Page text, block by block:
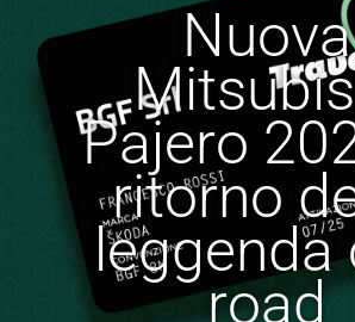
Nuova
Pajero
ritorno
leggenda
road